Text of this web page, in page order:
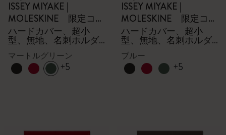
ISSEY MIYAKE |
MOLESKINE 限定コレ
クション
ハードカバー、超小
型、無地、名刺ホルダ
ー - 箱付き
マートルグリーン
+5
ISSEY MIYAKE |
MOLESKINE 限定コレ
クション
ハードカバー、超小
型、無地、名刺ホルダ
ー - 箱付き
ブルー
+5